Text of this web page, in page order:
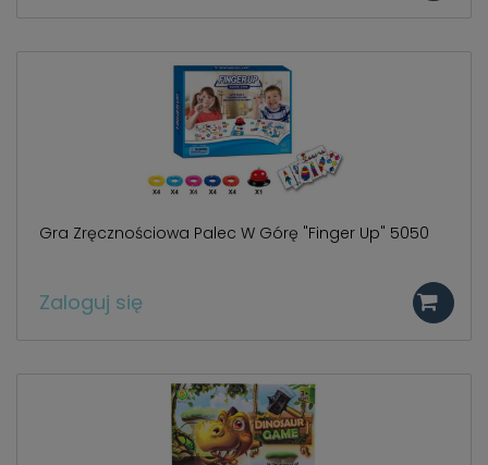
Gra Zręcznościowa Palec W Górę "Finger Up" 5050
Zaloguj się